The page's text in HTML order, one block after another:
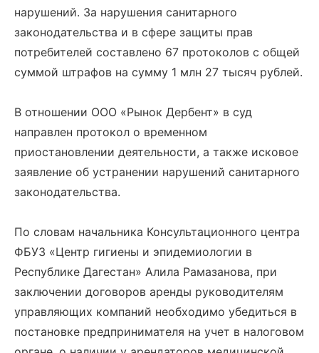
нарушений. За нарушения санитарного
законодательства и в сфере защиты прав
потребителей составлено 67 протоколов с общей
суммой штрафов на сумму 1 млн 27 тысяч рублей.
В отношении ООО «Рынок Дербент» в суд
направлен протокол о временном
приостановлении деятельности, а также исковое
заявление об устранении нарушений санитарного
законодательства.
По словам начальника Консультационного центра
ФБУЗ «Центр гигиены и эпидемиологии в
Республике Дагестан» Алила Рамазанова, при
заключении договоров аренды руководителям
управляющих компаний необходимо убедиться в
постановке предпринимателя на учет в налоговом